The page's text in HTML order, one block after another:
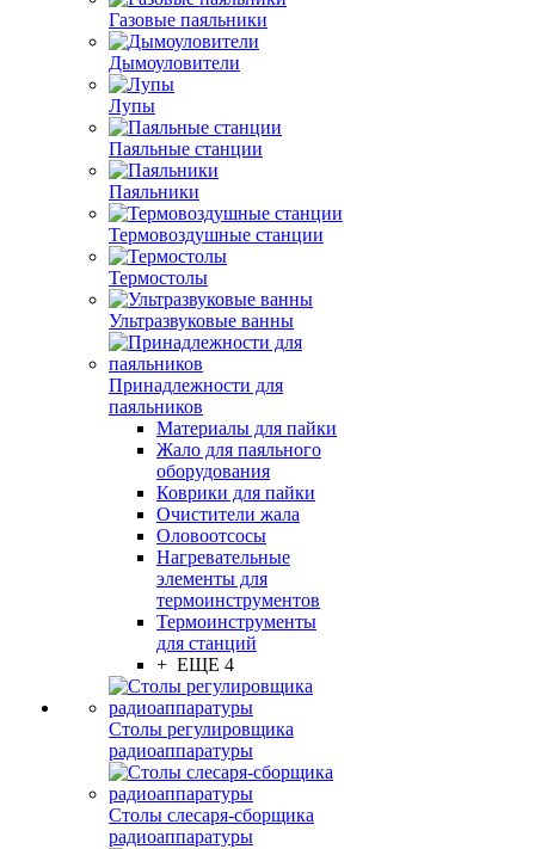
Газовые паяльники
Дымоуловители
Лупы
Паяльные станции
Паяльники
Термовоздушные станции
Термостолы
Ультразвуковые ванны
Принадлежности для
паяльников
Материалы для пайки
Жало для паяльного
оборудования
Коврики для пайки
Очистители жала
Оловоотсосы
Нагревательные
элементы для
термоинструментов
Термоинструменты
для станций
+ ЕЩЕ 4
Столы регулировщика
радиоаппаратуры
Столы слесаря-сборщика
радиоаппаратуры